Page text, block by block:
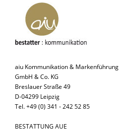
aiu Kommunikation & Markenführung
GmbH & Co. KG
Breslauer Straße 49
D-04299 Leipzig
Tel. +49 (0) 341 - 242 52 85
BESTATTUNG AUE